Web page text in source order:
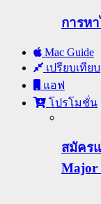
การหา
Mac Guide
เปรียบเทียบ
แอฟ
โปรโมชั่น
สมัคร
Major